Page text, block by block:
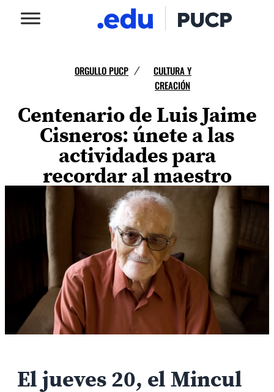
ORGULLO PUCP /
CULTURA Y
CREACIÓN
Centenario de Luis Jaime
Cisneros: únete a las
actividades para
recordar al maestro
El jueves 20, el Mincul